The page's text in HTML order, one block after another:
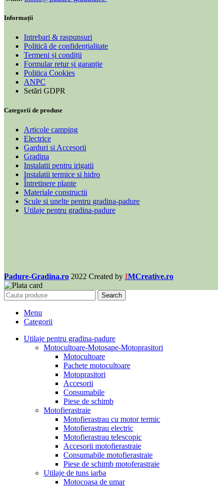
Informații
Intrebari & raspunsuri
Politică de confidențialitate
Termeni și condiții
Formular retur și garanție
Politica Cookies
ANPC
Setări GDPR
Categorii de produse
Articole camping
Electrice
Garduri si Accesorii
Gradina
Instalatii pentru irigatii
Instalatii termice si hidro
Întretinere plante
Materiale constructii
Scule si unelte pentru gradina-padure
Utilaje pentru gradina-padure
Padure-Gradina.ro 2022 Created by IMCreative.ro
Search
Menu
Categorii
Utilaje pentru gradina-padure
Motocultoare-Motosape-Motoprasitori
Motocultoare
Pachete motocultoare
Motoprasitori
Accesorii
Consumabile
Piese de schimb
Motofierastraie
Motofierastrau cu motor termic
Motofierastrau electric
Motofierastrau telescopic
Accesorii motofierastraie
Consumabile motofierastraie
Piese de schimb motoferastraie
Utilaje de tuns iarba
Motocoasa de umar